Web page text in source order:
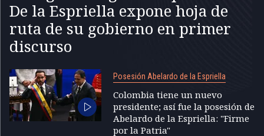
De la Espriella expone hoja de
ruta de su gobierno en primer
discurso
Posesión Abelardo de la Espriella
Colombia tiene un nuevo
presidente; así fue la posesión de
Abelardo de la Espriella: "Firme
por la Patria"